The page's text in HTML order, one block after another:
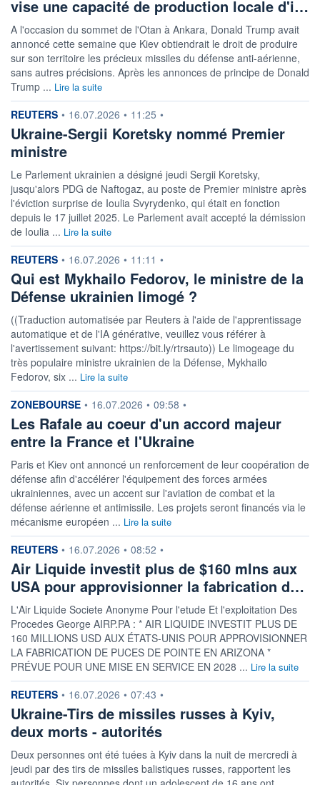
vise une capacité de production locale d'i…
A l'occasion du sommet de l'Otan à Ankara, Donald Trump avait
annoncé cette semaine que Kiev obtiendrait le droit de produire
sur son territoire les précieux missiles du défense anti-aérienne,
sans autres précisions. Après les annonces de principe de Donald
Trump ... Lire la suite
information fournie par
REUTERS • 16.07.2026 • 11:25 •
Ukraine-Sergii Koretsky nommé Premier
ministre
Le Parlement ukrainien a désigné jeudi Sergii Koretsky,
jusqu'alors PDG de Naftogaz, au poste de Premier ministre après
l'éviction surprise de Ioulia Svyrydenko, qui était en fonction
depuis le 17 juillet 2025. Le Parlement avait accepté la démission
de Ioulia ... Lire la suite
information fournie par
REUTERS • 16.07.2026 • 11:11 •
Qui est Mykhailo Fedorov, le ministre de la
Défense ukrainien limogé ?
((Traduction automatisée par Reuters à l'aide de l'apprentissage
automatique et de l'IA générative, veuillez vous référer à
l'avertissement suivant: https://bit.ly/rtrsauto)) Le limogeage du
très populaire ministre ukrainien de la Défense, Mykhailo
Fedorov, six ... Lire la suite
information fournie par
ZONEBOURSE • 16.07.2026 • 09:58 •
Les Rafale au coeur d'un accord majeur
entre la France et l'Ukraine
Paris et Kiev ont annoncé un renforcement de leur coopération de
défense afin d'accélérer l'équipement des forces armées
ukrainiennes, avec un accent sur l'aviation de combat et la
défense aérienne et antimissile. Les projets seront financés via le
mécanisme européen ... Lire la suite
information fournie par
REUTERS • 16.07.2026 • 08:52 •
Air Liquide investit plus de $160 mlns aux
USA pour approvisionner la fabrication d…
L'Air Liquide Societe Anonyme Pour l'etude Et l'exploitation Des
Procedes George AIRP.PA : * AIR LIQUIDE INVESTIT PLUS DE
160 MILLIONS USD AUX ÉTATS-UNIS POUR APPROVISIONNER
LA FABRICATION DE PUCES DE POINTE EN ARIZONA *
PRÉVUE POUR UNE MISE EN SERVICE EN 2028 ... Lire la suite
information fournie par
REUTERS • 16.07.2026 • 07:43 •
Ukraine-Tirs de missiles russes à Kyiv,
deux morts - autorités
Deux personnes ont été tuées à Kyiv dans la nuit de mercredi à
jeudi par des tirs de missiles balistiques russes, rapportent les